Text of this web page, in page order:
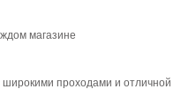
магазине
проходами и отличной